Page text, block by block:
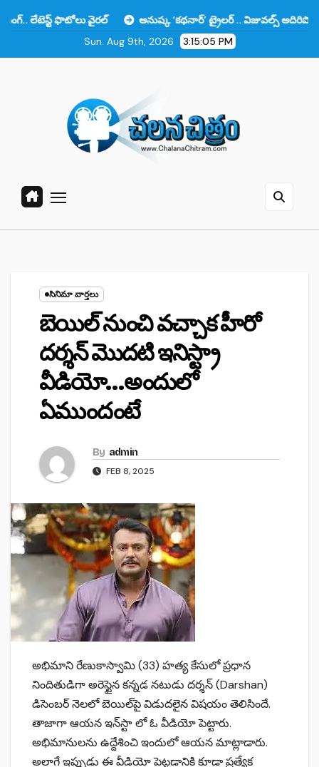
వైరల్
అనుష్క ‘కథనార్’ ట్రైలర్ .. విజువల్స్ అదిరిపోయాయి కానీ ఆ
Sun. Aug 9th, 2026
3:15:06 PM
సినిమా వార్తలు
బెయిల్ నుంచి వచ్చాక హీరో
దర్శన్ మొదటి ఇనిస్ట్రా
వీడియో…అందులో
ఏముందంటే
By admin
FEB 8, 2025
అభిమాని రేణుకాస్వామి (33) హత్య కేసులో ప్రధాన
నిందితుడిగా అరెస్టైన కన్నడ నటుడు దర్శన్‌ (Darshan)
డిసెంబర్‌ నెలలో బెయిల్‌పై విడుదలైన విషయం తెలిసిందే.
తాజాగా ఆయన ఇన్‌స్టా లో ఓ వీడియో పెట్టారు.
అభిమానులను ఉద్దేశించి ఇందులో ఆయన మాట్లాడారు.
అలాగే ఇప్పుడు ఈ వీడియో పెట్టడానికి కూడా ప్రత్యేక